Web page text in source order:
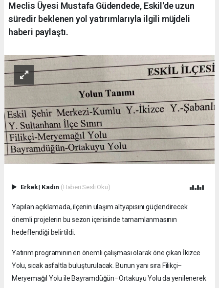
Meclis Üyesi Mustafa Güdendede, Eskil'de uzun
süredir beklenen yol yatırımlarıyla ilgili müjdeli
haberi paylaştı.
Erkek| Kadın (Haberi Sesli Oku)
Yapılan açıklamada, ilçenin ulaşım altyapısını güçlendirecek
önemli projelerin bu sezon içerisinde tamamlanmasının
hedeflendiği belirtildi.
Yatırım programının en önemli çalışması olarak öne çıkan İkizce
Yolu, sıcak asfaltla buluşturulacak. Bunun yanı sıra Filikçi–
Meryemağıl Yolu ile Bayramdüğün–Ortakuyu Yolu da yenilenerek